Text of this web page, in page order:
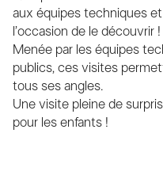
aux équipes techniques
l’occasion de le découvrir !
Menée par les équipes
publics, ces visites
tous ses angles.
Une visite pleine de
pour les enfants !